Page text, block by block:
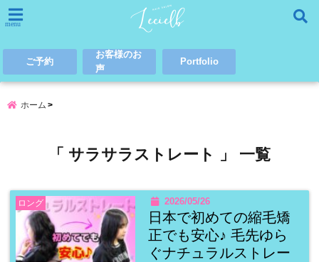
menu
ご予約
お客様のお
声
Portfolio
ホーム
「 サラサラストレート 」 一覧
ロング 2026/05/26
日本で初めての縮毛矯
正でも安心♪ 毛先ゆら
ぐナチュラルストレー